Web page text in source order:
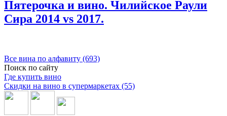
Пятерочка и вино. Чилийское Раули
Сира 2014 vs 2017.
Все вина по алфавиту (693)
Поиск по сайту
Где купить вино
Скидки на вино в супермаркетах (55)